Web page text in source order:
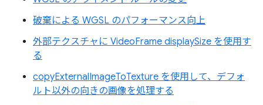
破棄による WGSL のパフォーマンス向上
外部テクスチャに VideoFrame displaySize を使用す
る
copyExternalImageToTexture を使用して、デフォ
ルト以外の向きの画像を処理する